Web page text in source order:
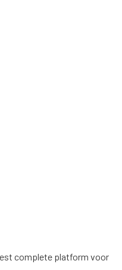
complete platform voor